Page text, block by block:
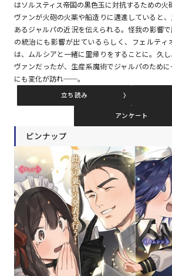
コミックエッセイ
閉じる
はソルスティス帝国の黒色玉に対抗するための火
ヴァンが火砲の火薬や船造りに邁進していると
あるジャルパの近況を伝えられる。怪我の影響
の統治にも影響が出ているらしく、フェルティ
は、ムルシアと一緒に里帰りをすることに。久
ヴァンだったが、生産系魔術でジャルパのため
にも変化が訪れ──。
立ち読み
アンケート
ピンナップ